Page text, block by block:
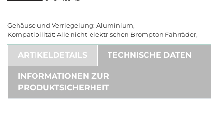
Gehäuse und Verriegelung: Aluminium,
Kompatibilität: Alle nicht-elektrischen Brompton Fahrräder,
ARTIKELDETAILS TECHNISCHE DATEN
INFORMATIONEN ZUR
PRODUKTSICHERHEIT